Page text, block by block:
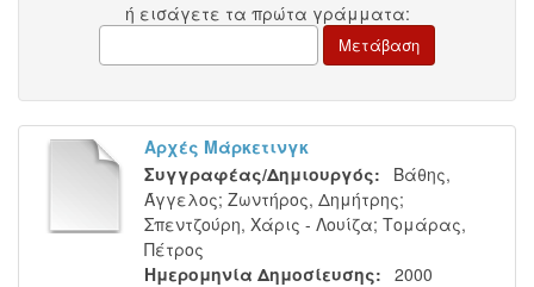
ή εισάγετε τα πρώτα γράμματα:
Αρχές Μάρκετινγκ
Συγγραφέας/Δημιουργός:
Βάθης,
Άγγελος; Ζωντήρος, Δημήτρης;
Σπεντζούρη, Χάρις - Λουίζα; Τομάρας,
Πέτρος
Ημερομηνία Δημοσίευσης: 2000